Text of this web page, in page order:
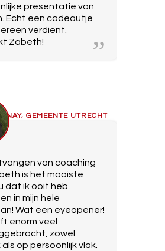
presentatie van
Echt een cadeautje
verdient.
Zabeth!
GEMEENTE UTRECHT
van coaching
is het mooiste
dat ik ooit heb
in mijn hele
Wat een eyeopener!
enorm veel
zowel
als op persoonlijk vlak.